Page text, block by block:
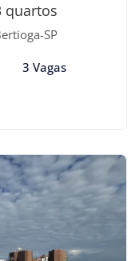
quartos
SP
3 Vagas